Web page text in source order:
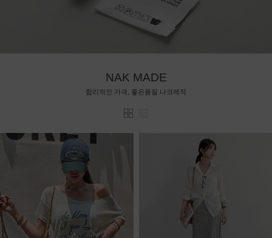
NAK MADE
합리적인 가격, 좋은품질 나크제작